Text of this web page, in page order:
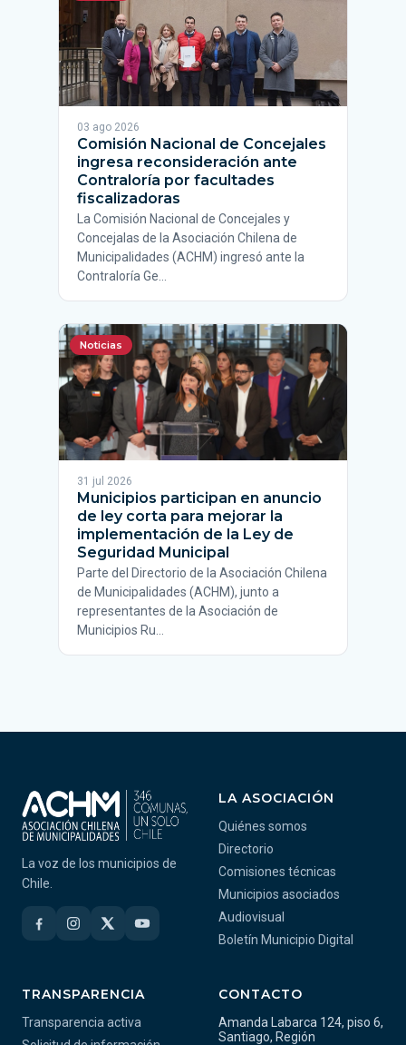
03 ago 2026
Comisión Nacional de Concejales
ingresa reconsideración ante
Contraloría por facultades
fiscalizadoras
La Comisión Nacional de Concejales y
Concejalas de la Asociación Chilena de
Municipalidades (ACHM) ingresó ante la
Contraloría Ge…
Noticias
31 jul 2026
Municipios participan en anuncio
de ley corta para mejorar la
implementación de la Ley de
Seguridad Municipal
Parte del Directorio de la Asociación Chilena
de Municipalidades (ACHM), junto a
representantes de la Asociación de
Municipios Ru…
La voz de los municipios de
Chile.
LA ASOCIACIÓN
Quiénes somos
Directorio
Comisiones técnicas
Municipios asociados
Audiovisual
Boletín Municipio Digital
TRANSPARENCIA
Transparencia activa
CONTACTO
Amanda Labarca 124, piso 6,
Santiago, Región